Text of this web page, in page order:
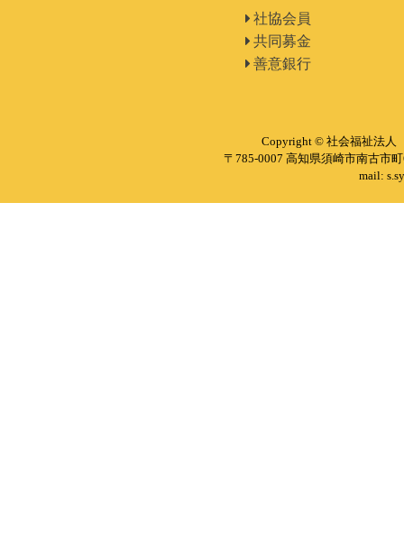
社協会員
共同募金
善意銀行
Copyright © 社会福祉法人
〒785-0007 高知県須崎市南古市
mail: